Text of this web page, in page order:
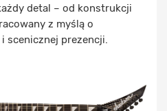
detal – od konstrukcji
z myślą o
scenicznej prezencji.